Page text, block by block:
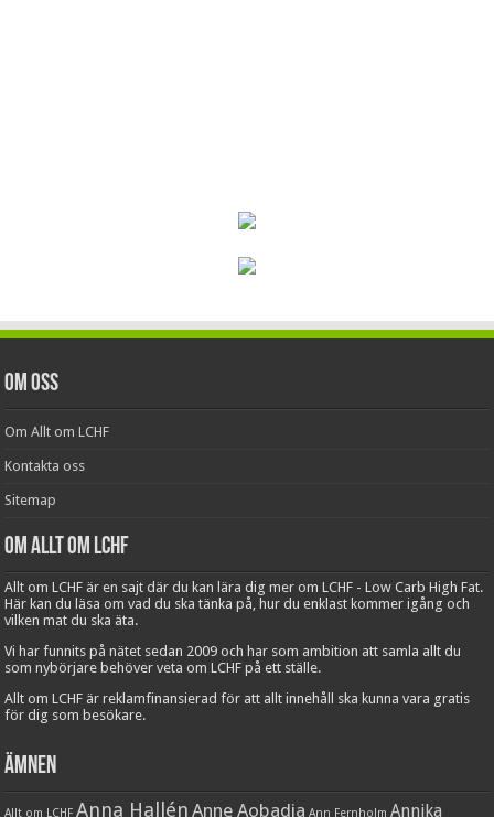
Om oss
Om Allt om LCHF
Kontakta oss
Sitemap
Om Allt om LCHF
Allt om LCHF är en sajt där du kan lära dig mer om LCHF - Low Carb High Fat.
Här kan du läsa om vad du ska tänka på, hur du enklast kommer igång och
vilken mat du ska äta.
Vi har funnits på nätet sedan 2009 och har som ambition att samla allt du
som nybörjare behöver veta om LCHF på ett ställe.
Allt om LCHF är reklamfinansierad för att allt innehåll ska kunna vara gratis
för dig som besökare.
Ämnen
Allt om LCHF Anna Hallén Anne Aobadia Ann Fernholm Annika